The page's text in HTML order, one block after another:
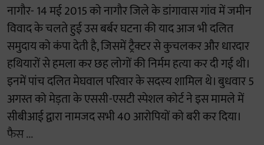
नागौर- 14 मई 2015 को नागौर जिले के डांगावास गांव में जमीन
विवाद के चलते हुई उस बर्बर घटना की याद आज भी दलित
समुदाय को कंपा देती है, जिसमें ट्रैक्टर से कुचलकर और धारदार
हथियारों से हमला कर छह लोगों की निर्मम हत्या कर दी गई थी।
इनमें पांच दलित मेघवाल परिवार के सदस्य शामिल थे। बुधवार 5
अगस्त को मेड़ता के एससी-एसटी स्पेशल कोर्ट ने इस मामले में
सीबीआई द्वारा नामजद सभी 40 आरोपियों को बरी कर दिया।
फैस ...